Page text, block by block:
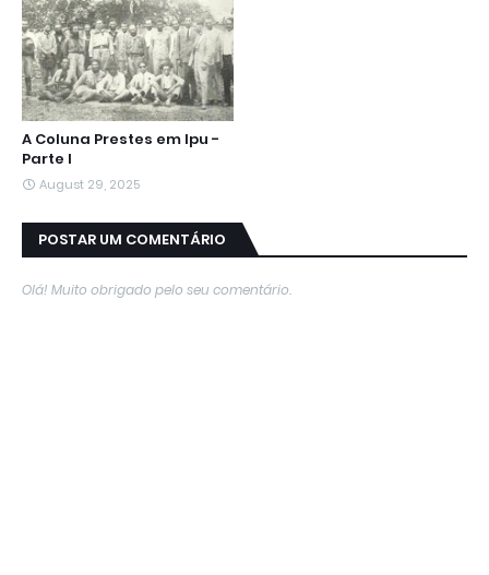
A Coluna Prestes em Ipu -
Parte I
August 29, 2025
POSTAR UM COMENTÁRIO
Olá! Muito obrigado pelo seu comentário.